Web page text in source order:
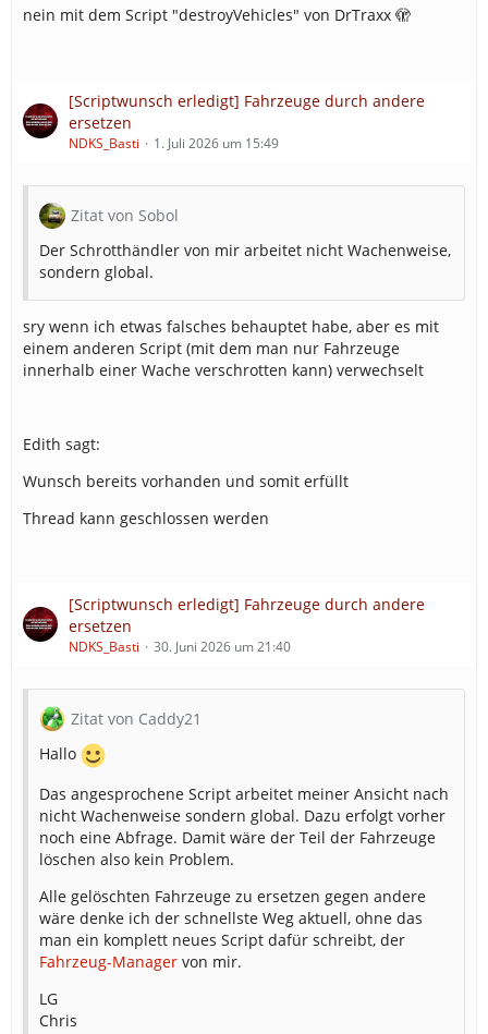
nein mit dem Script "destroyVehicles" von DrTraxx 🫣
[Scriptwunsch erledigt] Fahrzeuge durch andere
ersetzen
NDKS_Basti 1. Juli 2026 um 15:49
Zitat von Sobol
Der Schrotthändler von mir arbeitet nicht Wachenweise,
sondern global.
sry wenn ich etwas falsches behauptet habe, aber es mit
einem anderen Script (mit dem man nur Fahrzeuge
innerhalb einer Wache verschrotten kann) verwechselt
Edith sagt:
Wunsch bereits vorhanden und somit erfüllt
Thread kann geschlossen werden
[Scriptwunsch erledigt] Fahrzeuge durch andere
ersetzen
NDKS_Basti 30. Juni 2026 um 21:40
Zitat von Caddy21
Hallo
Das angesprochene Script arbeitet meiner Ansicht nach
nicht Wachenweise sondern global. Dazu erfolgt vorher
noch eine Abfrage. Damit wäre der Teil der Fahrzeuge
löschen also kein Problem.
Alle gelöschten Fahrzeuge zu ersetzen gegen andere
wäre denke ich der schnellste Weg aktuell, ohne das
man ein komplett neues Script dafür schreibt, der
Fahrzeug-Manager von mir.
LG
Chris